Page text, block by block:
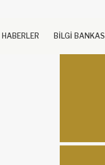
HABERLER BİLGİ BANKASI